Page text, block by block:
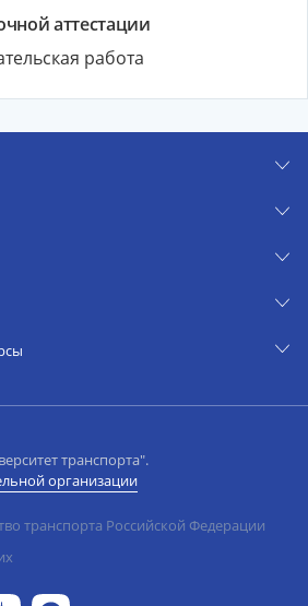
аттестации
работа
транспорта".
организации
транспорта Российской Федерации